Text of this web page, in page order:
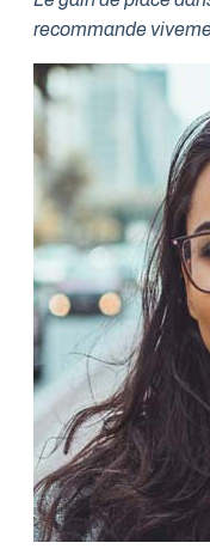
recommande